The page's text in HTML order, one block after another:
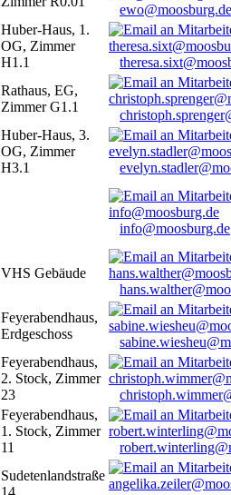
ewo@moosburg.de
Huber-Haus, 1.
OG, Zimmer
H1.1
Rathaus, EG,
Zimmer G1.1
Huber-Haus, 3.
OG, Zimmer
H3.1
info@moosburg.de
VHS Gebäude
Feyerabendhaus,
Erdgeschoss
Feyerabendhaus,
2. Stock, Zimmer
23
Feyerabendhaus,
1. Stock, Zimmer
11
Sudetenlandstraße
14